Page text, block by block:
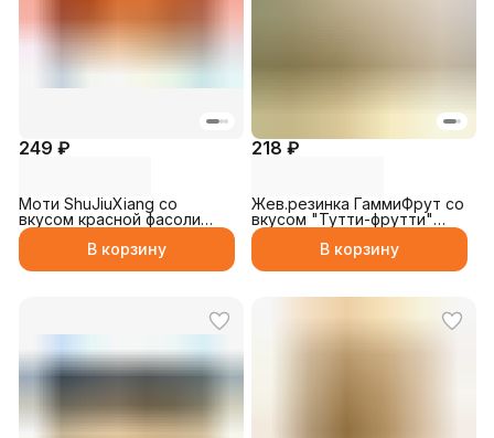
249 ₽
Моти ShuJiuXiang со
вкусом красной фасоли
156гр
В корзину
218 ₽
Жев.резинка ГаммиФрут со
вкусом "Тутти-фрутти"
10гр
В корзину